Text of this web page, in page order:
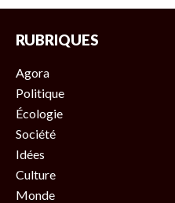
RUBRIQUES
Agora
Politique
Écologie
Société
Idées
Culture
Monde